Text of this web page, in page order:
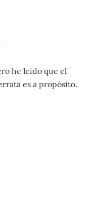
he leído que el
es a propósito.